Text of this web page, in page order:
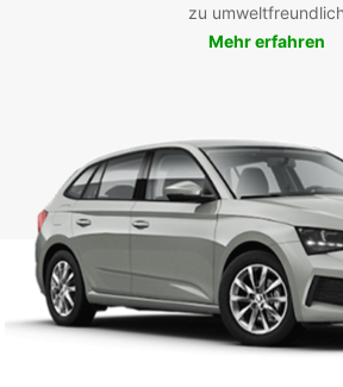
zu
Mehr erfahren